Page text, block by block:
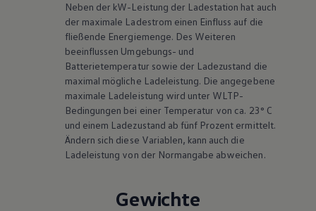
Neben der kW-Leistung der Ladestation hat auch
der maximale Ladestrom einen Einfluss auf die
fließende Energiemenge. Des Weiteren
beeinflussen Umgebungs- und
Batterietemperatur sowie der Ladezustand die
maximal mögliche Ladeleistung. Die angegebene
maximale Ladeleistung wird unter WLTP-
Bedingungen bei einer Temperatur von ca. 23° C
und einem Ladezustand ab fünf Prozent ermittelt.
Ändern sich diese Variablen, kann auch die
Ladeleistung von der Normangabe abweichen.
Gewichte